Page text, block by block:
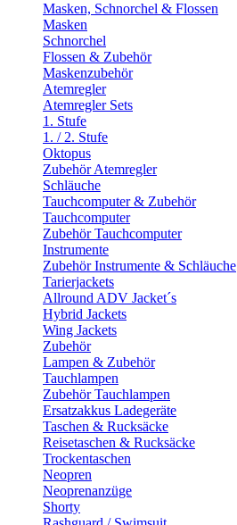
Masken, Schnorchel & Flossen
Masken
Schnorchel
Flossen & Zubehör
Maskenzubehör
Atemregler
Atemregler Sets
1. Stufe
1. / 2. Stufe
Oktopus
Zubehör Atemregler
Schläuche
Tauchcomputer & Zubehör
Tauchcomputer
Zubehör Tauchcomputer
Instrumente
Zubehör Instrumente & Schläuche
Tarierjackets
Allround ADV Jacket´s
Hybrid Jackets
Wing Jackets
Zubehör
Lampen & Zubehör
Tauchlampen
Zubehör Tauchlampen
Ersatzakkus Ladegeräte
Taschen & Rucksäcke
Reisetaschen & Rucksäcke
Trockentaschen
Neopren
Neoprenanzüge
Shorty